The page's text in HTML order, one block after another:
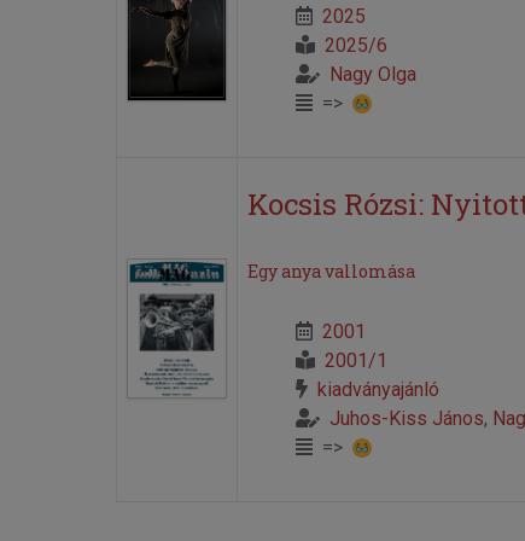
2025
2025/6
Nagy Olga
=>
Kocsis Rózsi:
Egy anya vallomása
2001
2001/1
kiadványajánló
Juhos-Kiss János,
=>